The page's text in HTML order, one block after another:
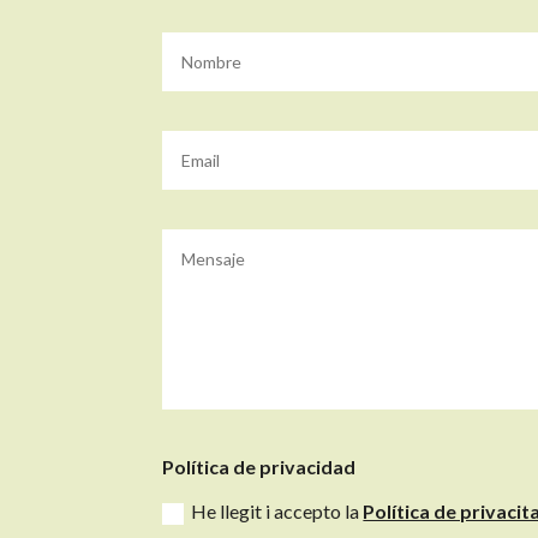
Política de privacidad
He llegit i accepto la Política de